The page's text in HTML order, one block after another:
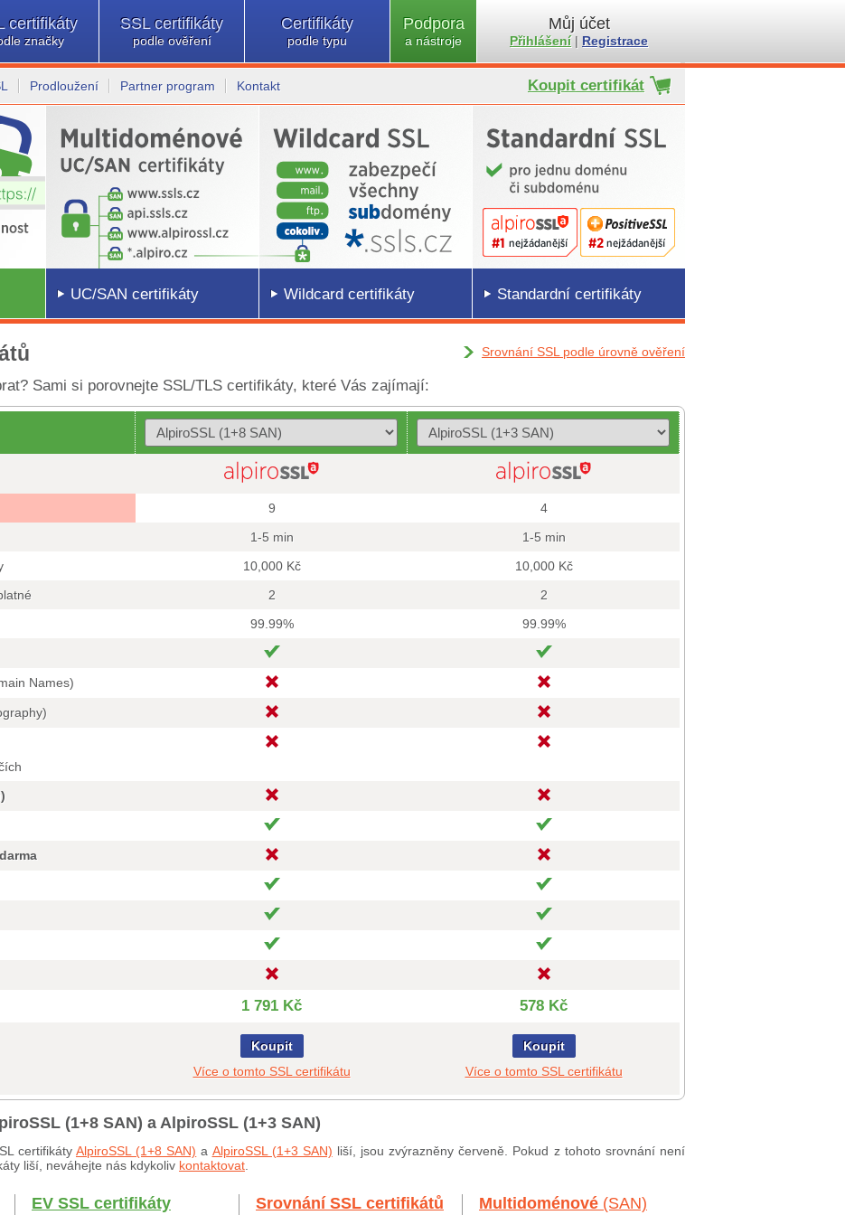
certifikáty
značky
SSL certifikáty
podle ověření
Certifikáty
podle typu
Podpora
a nástroje
Můj účet
Přihlášení| Registrace
Prodloužení Partner program Kontakt Koupit certifikát
UC/SAN certifikáty Wildcard certifikáty Standardní certifikáty
Srovnání SSL podle úrovně ověření
Sami si porovnejte SSL/TLS certifikáty, které Vás zajímají:
9
4
1-5 min
1-5 min
10,000 Kč
10,000 Kč
2
2
99.99%
99.99%
Names)
1 791 Kč 578 Kč
Koupit
Více o tomto SSL certifikátu
Koupit
Více o tomto SSL certifikátu
(1+8 SAN) a AlpiroSSL (1+3 SAN)
certifikáty AlpiroSSL (1+8 SAN) a AlpiroSSL (1+3 SAN) liší, jsou zvýrazněny červeně. Pokud z tohoto srovnání není
liší, neváhejte nás kdykoliv kontaktovat
EV SSL certifikáty Srovnání SSL certifikátů Multidoménové (SAN)